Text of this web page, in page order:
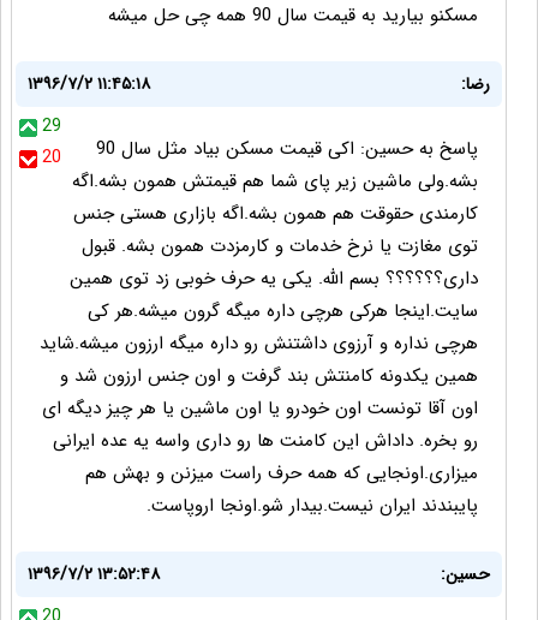
مسکنو بیارید به قیمت سال 90 همه چی حل میشه
رضا:
۱۳۹۶/۷/۲ ۱۱:۴۵:۱۸
29
20
پاسخ به حسین: اکی قیمت مسکن بیاد مثل سال 90
بشه.ولی ماشین زیر پای شما هم قیمتش همون بشه.اگه
کارمندی حقوقت هم همون بشه.اگه بازاری هستی جنس
توی مغازت یا نرخ خدمات و کارمزدت همون بشه. قبول
داری؟؟؟؟؟؟ بسم الله. یکی یه حرف خوبی زد توی همین
سایت.اینجا هرکی هرچی داره میگه گرون میشه.هر کی
هرچی نداره و آرزوی داشتنش رو داره میگه ارزون میشه.شاید
همین یکدونه کامنتش بند گرفت و اون جنس ارزون شد و
اون آقا تونست اون خودرو یا اون ماشین یا هر چیز دیگه ای
رو بخره. داداش این کامنت ها رو داری واسه یه عده ایرانی
میزاری.اونجایی که همه حرف راست میزنن و بهش هم
پایبندند ایران نیست.بیدار شو.اونجا اروپاست.
حسین:
۱۳۹۶/۷/۲ ۱۳:۵۲:۴۸